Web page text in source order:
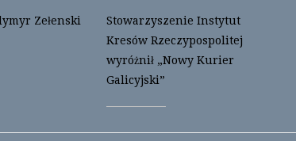
Zełenski
Stowarzyszenie Instytut
Kresów Rzeczypospolitej
wyróżnił „Nowy Kurier
Galicyjski”